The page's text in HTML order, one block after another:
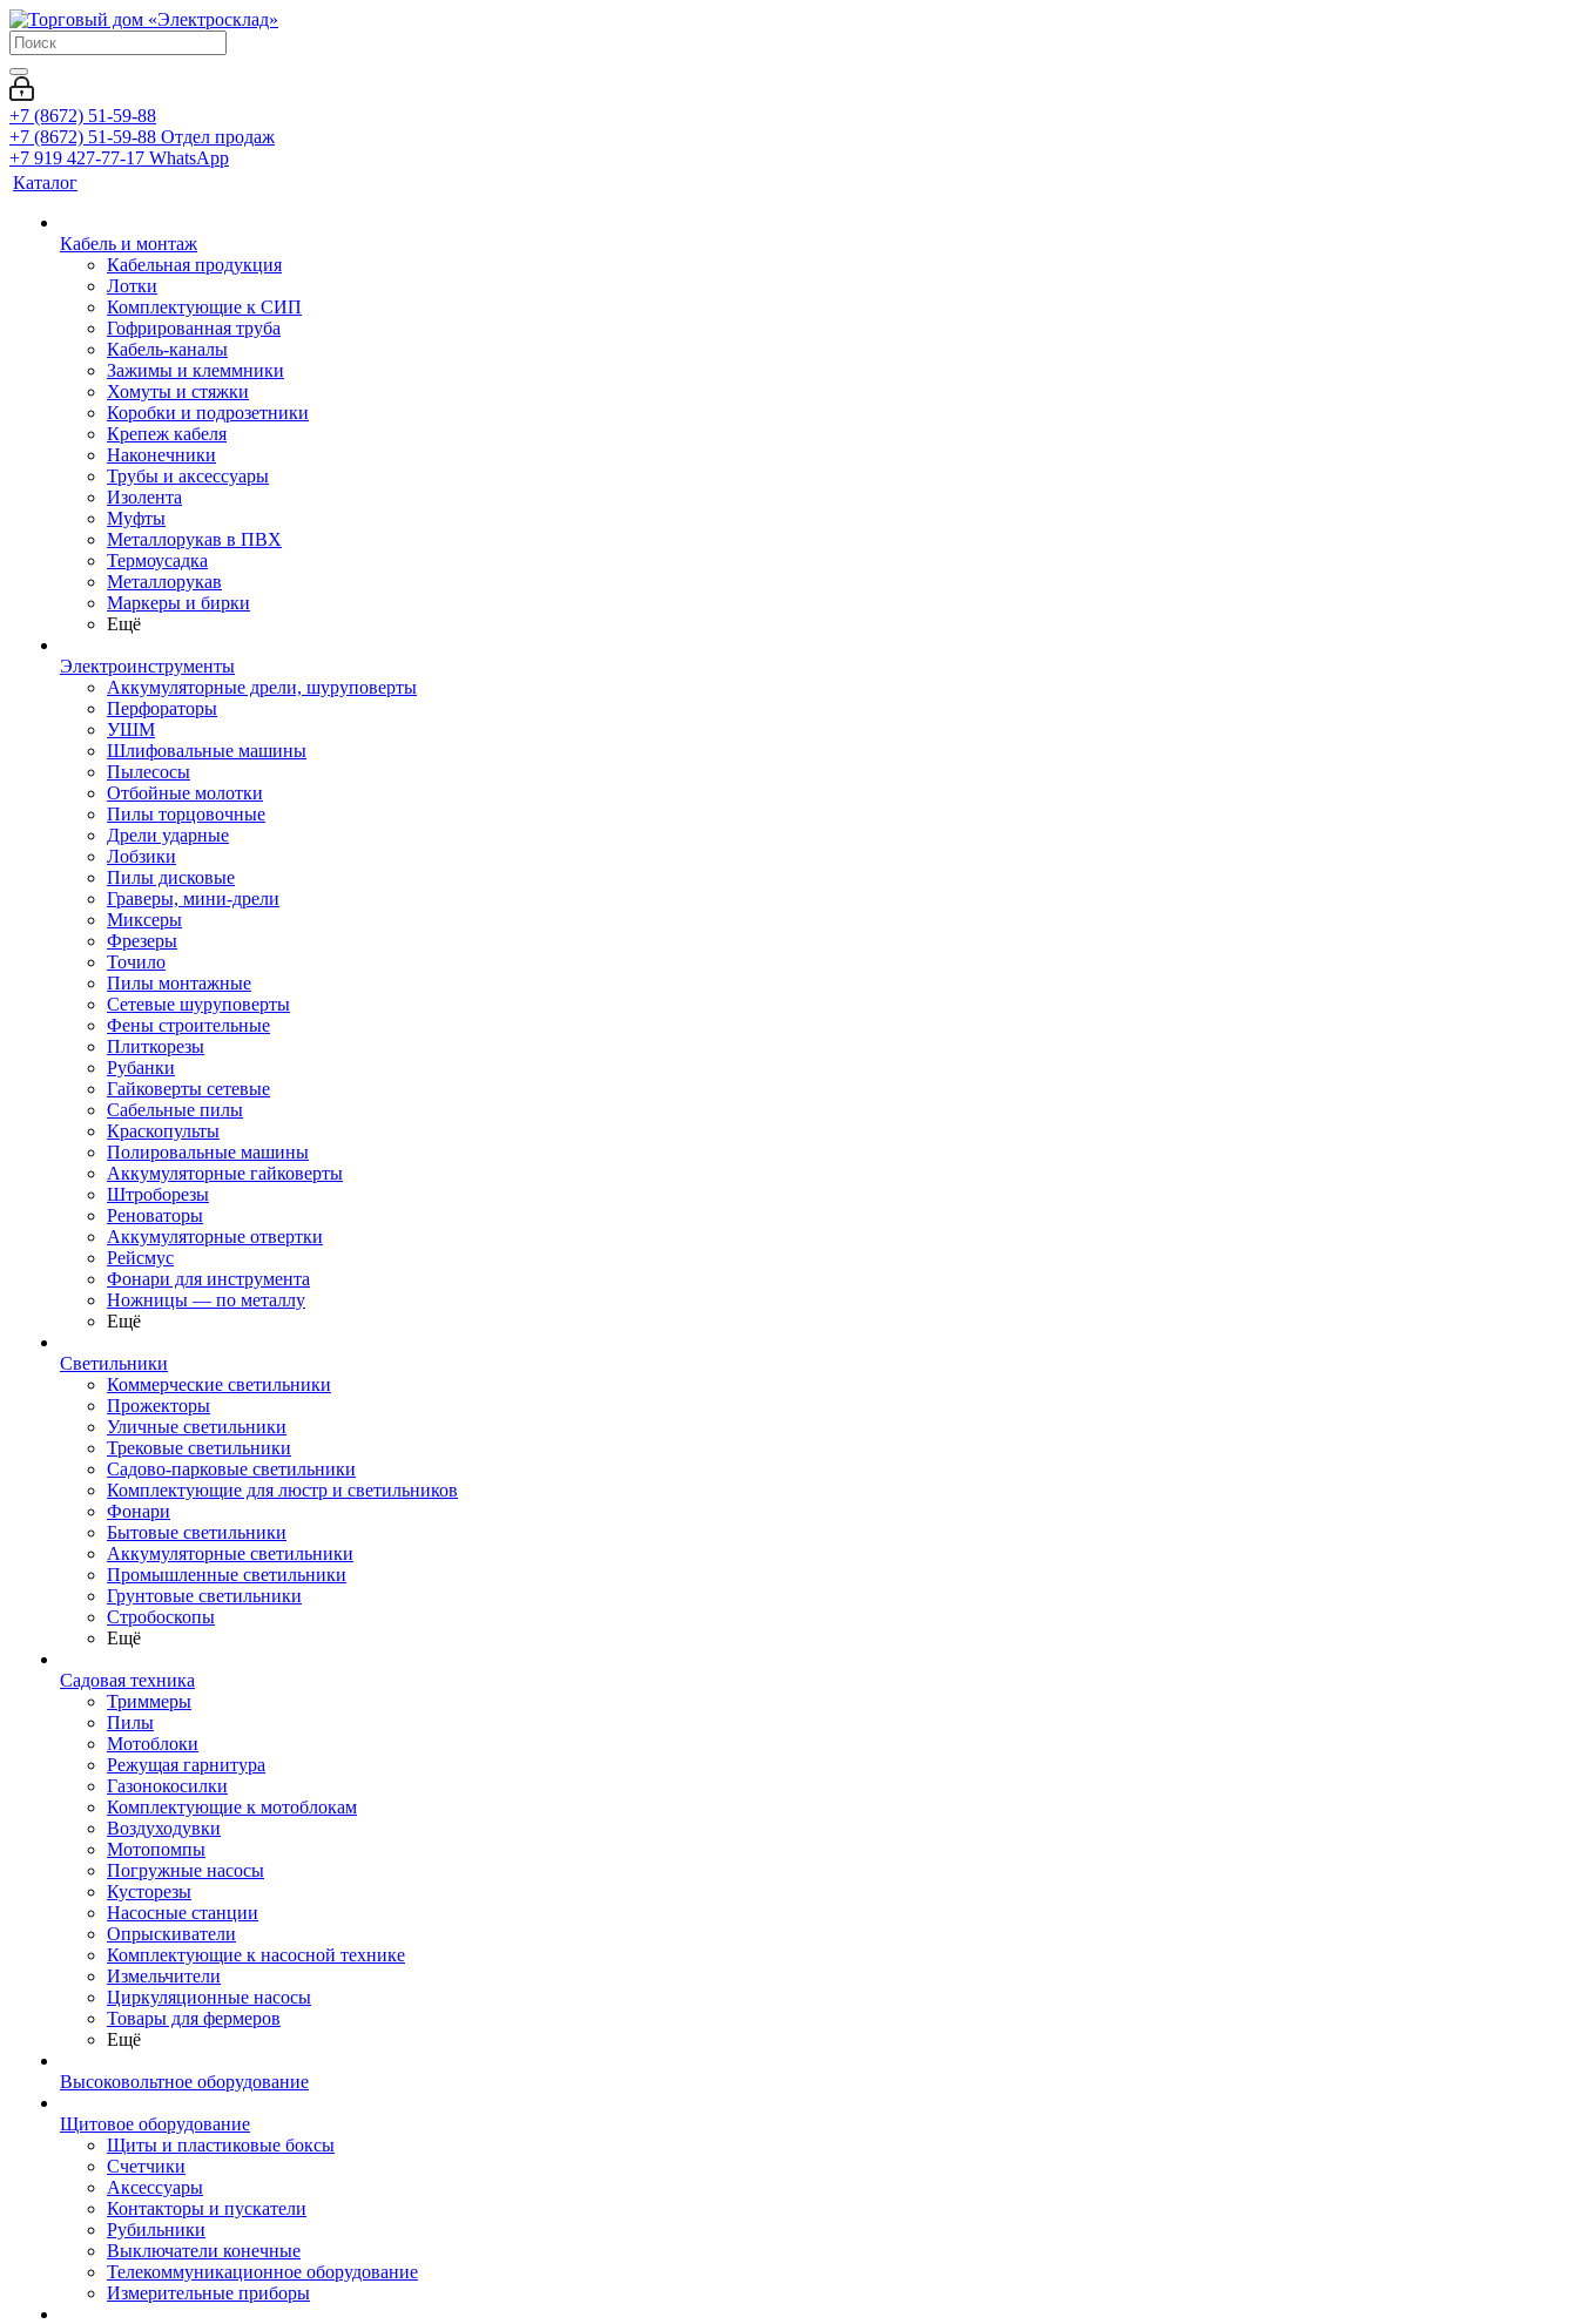
+7 (8672) 51-59-88
+7 (8672) 51-59-88 Отдел продаж
+7 919 427-77-17 WhatsApp
Каталог
Кабель и монтаж
Кабельная продукция
Лотки
Комплектующие к СИП
Гофрированная труба
Кабель-каналы
Зажимы и клеммники
Хомуты и стяжки
Коробки и подрозетники
Крепеж кабеля
Наконечники
Трубы и аксессуары
Изолента
Муфты
Металлорукав в ПВХ
Термоусадка
Металлорукав
Маркеры и бирки
Ещё
Электроинструменты
Аккумуляторные дрели, шуруповерты
Перфораторы
УШМ
Шлифовальные машины
Пылесосы
Отбойные молотки
Пилы торцовочные
Дрели ударные
Лобзики
Пилы дисковые
Граверы, мини-дрели
Миксеры
Фрезеры
Точило
Пилы монтажные
Сетевые шуруповерты
Фены строительные
Плиткорезы
Рубанки
Гайковерты сетевые
Сабельные пилы
Краскопульты
Полировальные машины
Аккумуляторные гайковерты
Штроборезы
Реноваторы
Аккумуляторные отвертки
Рейсмус
Фонари для инструмента
Ножницы — по металлу
Ещё
Светильники
Коммерческие светильники
Прожекторы
Уличные светильники
Трековые светильники
Садово-парковые светильники
Комплектующие для люстр и светильников
Фонари
Бытовые светильники
Аккумуляторные светильники
Промышленные светильники
Грунтовые светильники
Стробоскопы
Ещё
Садовая техника
Триммеры
Пилы
Мотоблоки
Режущая гарнитура
Газонокосилки
Комплектующие к мотоблокам
Воздуходувки
Мотопомпы
Погружные насосы
Кусторезы
Насосные станции
Опрыскиватели
Комплектующие к насосной технике
Измельчители
Циркуляционные насосы
Товары для фермеров
Ещё
Высоковольтное оборудование
Щитовое оборудование
Щиты и пластиковые боксы
Счетчики
Аксессуары
Контакторы и пускатели
Рубильники
Выключатели конечные
Телекоммуникационное оборудование
Измерительные приборы